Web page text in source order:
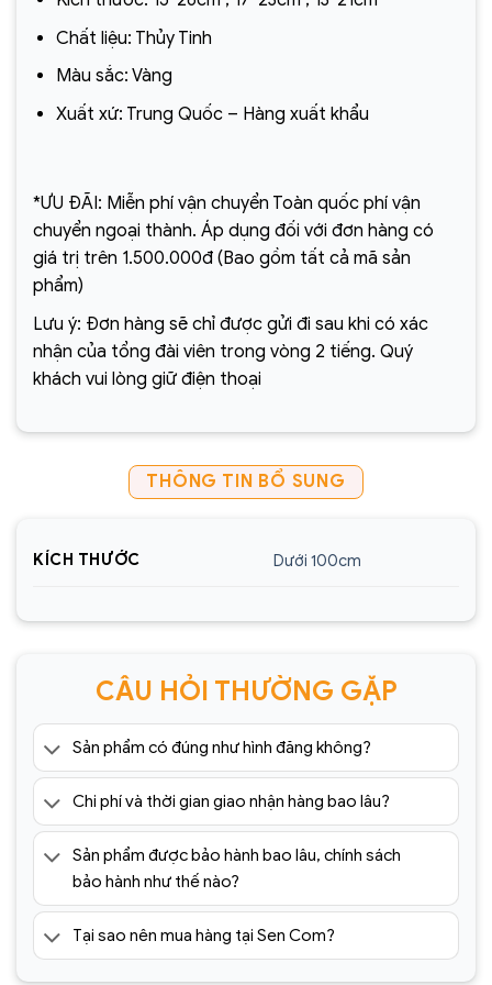
Chất liệu: Thủy Tinh
Màu sắc: Vàng
Xuất xứ: Trung Quốc – Hàng xuất khẩu
*ƯU ĐÃI: Miễn phí vận chuyển Toàn quốc phí vận
chuyển ngoại thành. Áp dụng đối với đơn hàng có
giá trị trên 1.500.000đ (Bao gồm tất cả mã sản
phẩm)
Lưu ý: Đơn hàng sẽ chỉ được gửi đi sau khi có xác
nhận của tổng đài viên trong vòng 2 tiếng. Quý
khách vui lòng giữ điện thoại
THÔNG TIN BỔ SUNG
KÍCH THƯỚC Dưới 100cm
CÂU HỎI THƯỜNG GẶP
Sản phẩm có đúng như hình đăng không?
Chi phí và thời gian giao nhận hàng bao lâu?
Sản phẩm được bảo hành bao lâu, chính sách
bảo hành như thế nào?
Tại sao nên mua hàng tại Sen Com?